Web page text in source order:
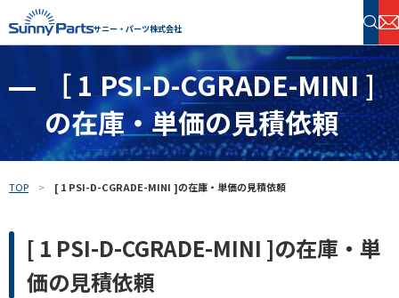
サニー・パーツ株式会社
半導体・電子部品 在庫検索
フリーワードで探す
［ 1 PSI-D-CGRADE-MINI ]
の在庫・単価の見積依頼
TOP [ 1 PSI-D-CGRADE-MINI ]の在庫・単価の見積依頼
[ 1 PSI-D-CGRADE-MINI ]の在庫・単
価の見積依頼